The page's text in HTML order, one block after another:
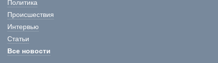
Политика
Происшествия
Интервью
Статьи
Все новости